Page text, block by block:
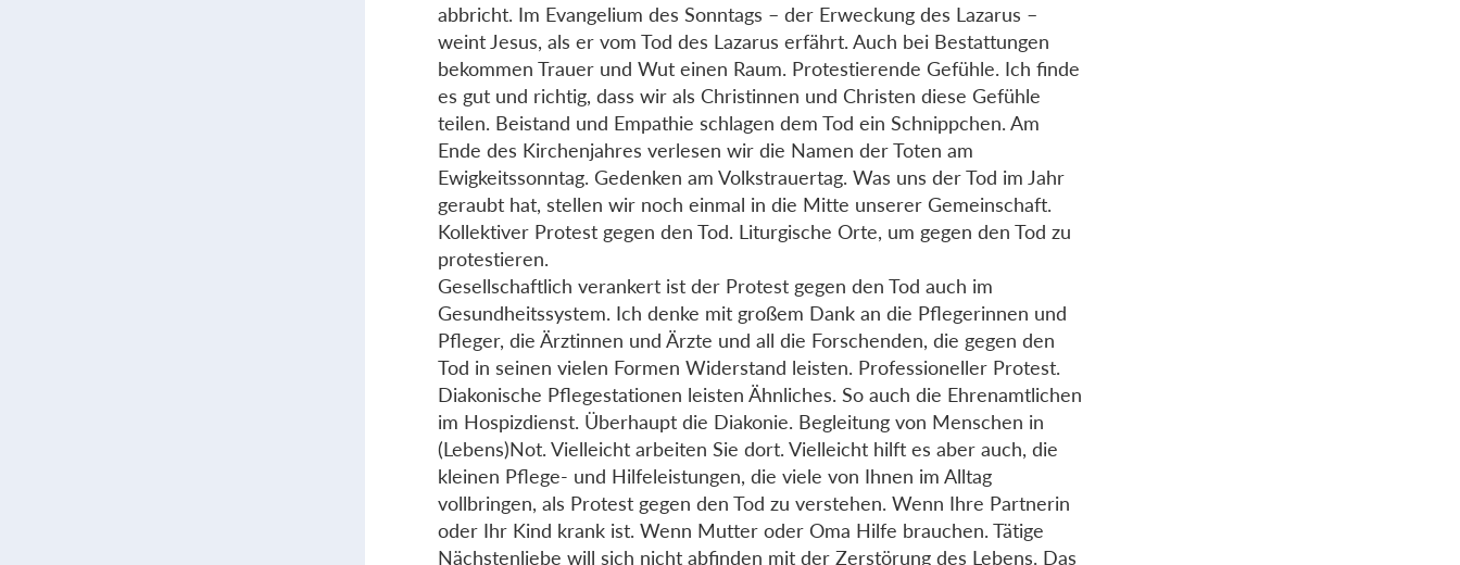
abbricht. Im Evangelium des Sonntags – der Erweckung des Lazarus –
weint Jesus, als er vom Tod des Lazarus erfährt. Auch bei Bestattungen
bekommen Trauer und Wut einen Raum. Protestierende Gefühle. Ich finde
es gut und richtig, dass wir als Christinnen und Christen diese Gefühle
teilen. Beistand und Empathie schlagen dem Tod ein Schnippchen. Am
Ende des Kirchenjahres verlesen wir die Namen der Toten am
Ewigkeitssonntag. Gedenken am Volkstrauertag. Was uns der Tod im Jahr
geraubt hat, stellen wir noch einmal in die Mitte unserer Gemeinschaft.
Kollektiver Protest gegen den Tod. Liturgische Orte, um gegen den Tod zu
protestieren.
Gesellschaftlich verankert ist der Protest gegen den Tod auch im
Gesundheitssystem. Ich denke mit großem Dank an die Pflegerinnen und
Pfleger, die Ärztinnen und Ärzte und all die Forschenden, die gegen den
Tod in seinen vielen Formen Widerstand leisten. Professioneller Protest.
Diakonische Pflegestationen leisten Ähnliches. So auch die Ehrenamtlichen
im Hospizdienst. Überhaupt die Diakonie. Begleitung von Menschen in
(Lebens)Not. Vielleicht arbeiten Sie dort. Vielleicht hilft es aber auch, die
kleinen Pflege- und Hilfeleistungen, die viele von Ihnen im Alltag
vollbringen, als Protest gegen den Tod zu verstehen. Wenn Ihre Partnerin
oder Ihr Kind krank ist. Wenn Mutter oder Oma Hilfe brauchen. Tätige
Nächstenliebe will sich nicht abfinden mit der Zerstörung des Lebens. Das